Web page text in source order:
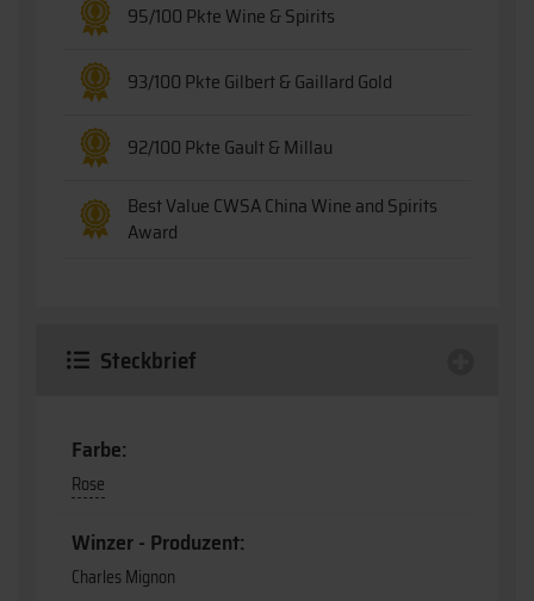
95/100 Pkte Wine & Spirits
93/100 Pkte Gilbert & Gaillard Gold
92/100 Pkte Gault & Millau
Best Value CWSA China Wine and Spirits
Award
Steckbrief
Farbe:
Rose
Winzer - Produzent:
Charles Mignon